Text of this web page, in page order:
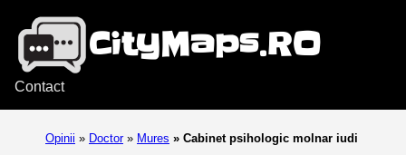
Contact
Opinii » Doctor » Mures » Cabinet psihologic molnar iudi